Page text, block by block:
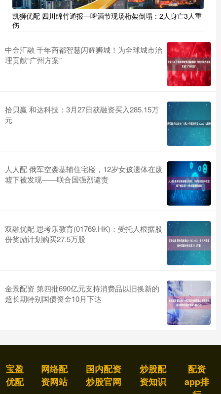
凯狮优配 四川绵竹通报一啤酒节现场桁架倒塌：2人身亡3人重
伤
中金汇融 千年商都智慧闪耀狮城！为全球城市治
理贡献“广州方案”
拾贝赢 和达科技：3月27日获融资买入285.15万
元
人人配 俄军空袭基辅住宅楼，12岁女孩遗体在废
墟下被发现——联合国强烈谴责
双融优配 思考乐教育(01769.HK)：受托人根据股
份奖励计划购买27.5万股
金景配资 第四批690亿元支持消费品以旧换新的
超长期特别国债资金10月下达
宝盈
优配
网络配
资网站
国内配资
炒股官网
炒股配
资知识
配资
app排